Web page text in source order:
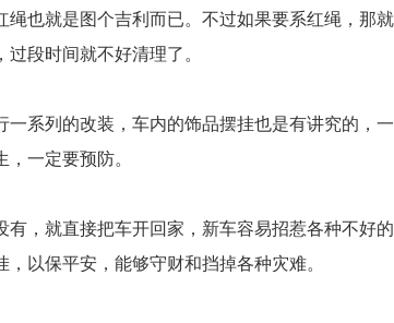
也就是图个吉利而已。不过如果要系红绳，那
段时间就不好清理了。
列的改装，车内的饰品摆挂也是有讲究的，
一定要预防。
就直接把车开回家，新车容易招惹各种不好
以保平安，能够守财和挡掉各种灾难。